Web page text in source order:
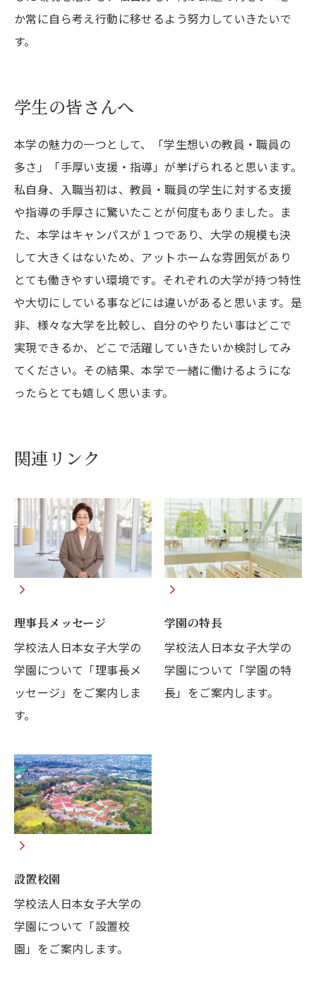
か常に自ら考え行動に移せるよう努力していきたいで
す。
学生の皆さんへ
本学の魅力の一つとして、「学生想いの教員・職員の
多さ」「手厚い支援・指導」が挙げられると思います。
私自身、入職当初は、教員・職員の学生に対する支援
や指導の手厚さに驚いたことが何度もありました。ま
た、本学はキャンパスが１つであり、大学の規模も決
して大きくはないため、アットホームな雰囲気があり
とても働きやすい環境です。それぞれの大学が持つ特性
や大切にしている事などには違いがあると思います。是
非、様々な大学を比較し、自分のやりたい事はどこで
実現できるか、どこで活躍していきたいか検討してみ
てください。その結果、本学で一緒に働けるようにな
ったらとても嬉しく思います。
関連リンク
理事長メッセージ
学校法人日本女子大学の
学園について「理事長メ
ッセージ」をご案内しま
す。
学園の特長
学校法人日本女子大学の
学園について「学園の特
長」をご案内します。
設置校園
学校法人日本女子大学の
学園について「設置校
園」をご案内します。